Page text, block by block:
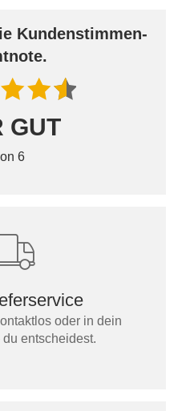
Kundenstimmen-
GUT
6
oder in dein
entscheidest.